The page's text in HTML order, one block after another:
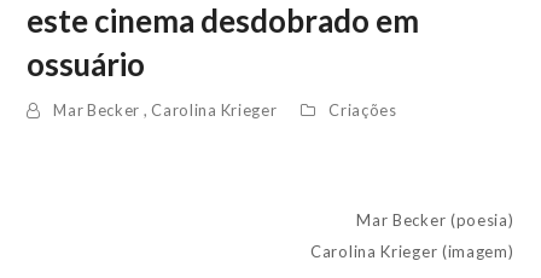
este cinema desdobrado em
ossuário
Mar Becker , Carolina Krieger Criações
Mar Becker (poesia)
Carolina Krieger (imagem)